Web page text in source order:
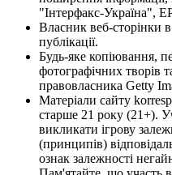
"Інтерфакс-Україна",
Власник веб-сторінки
публікації.
Будь-яке копіювання,
фотографічних творів
правовласника Getty
Матеріали сайту
старше 21 року (21+).
викликати ігрову
(принципів)
ознак залежності